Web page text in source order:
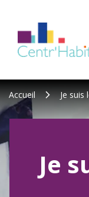
Accueil Je suis
Je